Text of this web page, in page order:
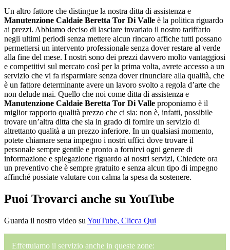
Un altro fattore che distingue la nostra ditta di assistenza e
Manutenzione Caldaie Beretta Tor Di Valle è la politica riguardo
ai prezzi. Abbiamo deciso di lasciare invariato il nostro tariffario
negli ultimi periodi senza mettere alcun rincaro affiche tutti possano
permettersi un intervento professionale senza dover restare al verde
alla fine del mese. I nostri sono dei prezzi davvero molto vantaggiosi
e competitivi sul mercato così per la prima volta, avrete accesso a un
servizio che vi fa risparmiare senza dover rinunciare alla qualità, che
è un fattore determinante avere un lavoro svolto a regola d’arte che
non delude mai. Quello che noi come ditta di assistenza e
Manutenzione Caldaie Beretta Tor Di Valle proponiamo è il
miglior rapporto qualità prezzo che ci sia: non è, infatti, possibile
trovare un’altra ditta che sia in grado di fornire un servizio di
altrettanto qualità a un prezzo inferiore. In un qualsiasi momento,
potete chiamare sena impegno i nostri uffici dove trovare il
personale sempre gentile e pronto a fornirvi ogni genere di
informazione e spiegazione riguardo ai nostri servizi, Chiedete ora
un preventivo che è sempre gratuito e senza alcun tipo di impegno
affinché possiate valutare con calma la spesa da sostenere.
Puoi Trovarci anche su YouTube
Guarda il nostro video su YouTube, Clicca Qui
Effettuiamo il servizio anche in queste zone: